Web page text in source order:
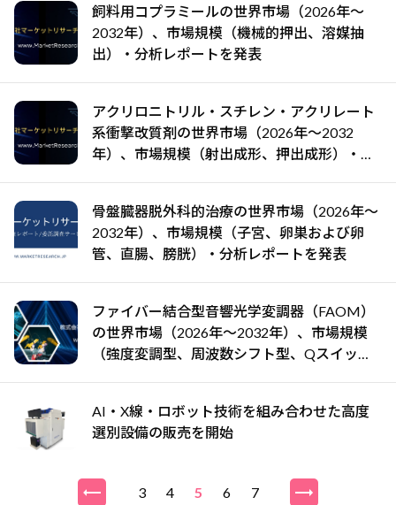
飼料用コプラミールの世界市場（2026年～
2032年）、市場規模（機械的押出、溶媒抽
出）・分析レポートを発表
アクリロニトリル・スチレン・アクリレート
系衝撃改質剤の世界市場（2026年～2032
年）、市場規模（射出成形、押出成形）・分
骨盤臓器脱外科的治療の世界市場（2026年～
2032年）、市場規模（子宮、卵巣および卵
管、直腸、膀胱）・分析レポートを発表
ファイバー結合型音響光学変調器（FAOM）
の世界市場（2026年～2032年）、市場規模
（強度変調型、周波数シフト型、Qスイッチ
AI・X線・ロボット技術を組み合わせた高度
選別設備の販売を開始
3 4 5 6 7